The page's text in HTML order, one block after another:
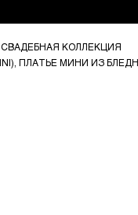
СВАДЕБНАЯ КОЛЛЕКЦИЯ